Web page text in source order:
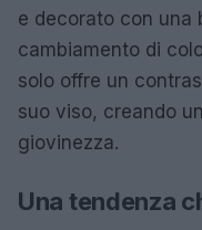
e decorato con una
cambiamento di
solo offre un
suo viso, creando
giovinezza.
Una tendenza